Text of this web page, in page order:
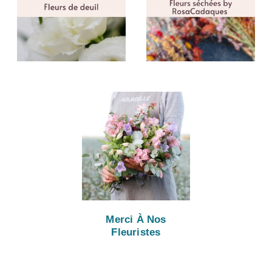
Merci À Nos
Fleuristes